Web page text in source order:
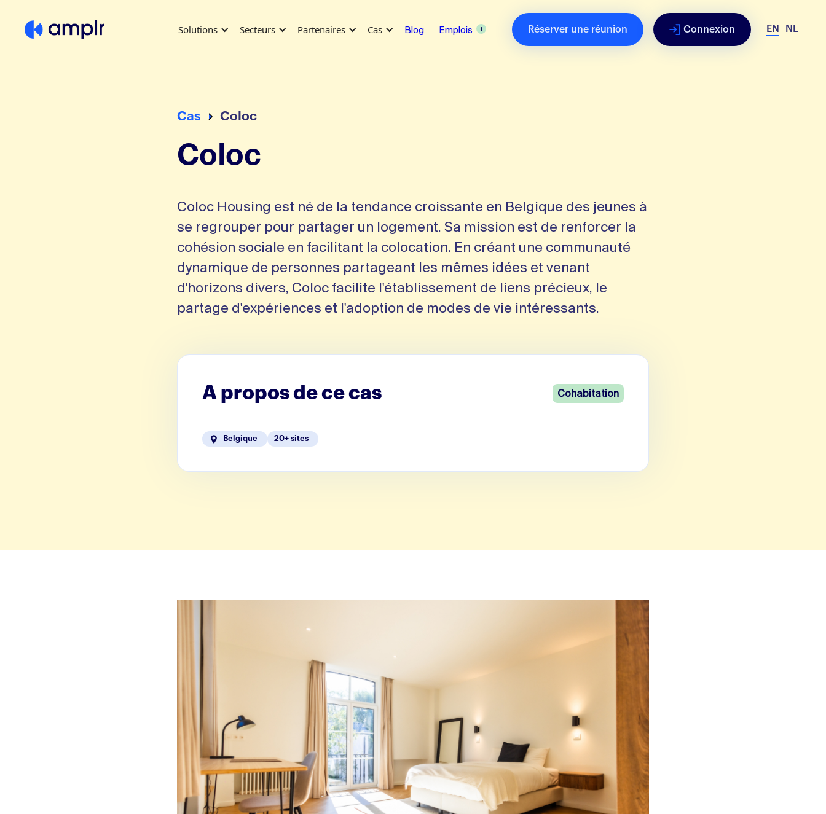
Solutions Secteurs Partenaires Cas Blog Emplois 1 Réserver une réunion Connexion EN NL
Cas Coloc
Coloc
Coloc Housing est né de la tendance croissante en Belgique des jeunes à
se regrouper pour partager un logement. Sa mission est de renforcer la
cohésion sociale en facilitant la colocation. En créant une communauté
dynamique de personnes partageant les mêmes idées et venant
d'horizons divers, Coloc facilite l'établissement de liens précieux, le
partage d'expériences et l'adoption de modes de vie intéressants.
A propos de ce cas Cohabitation
Belgique 20+ sites